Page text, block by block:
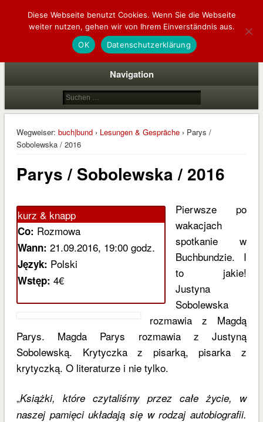
buch|bund
deutsch | polnische buchhandlung
Navigation
Wegweiser: buch|bund› Lesungen & Gespräche› Parys /
Sobolewska / 2016
Parys / Sobolewska / 2016
kurz & knapp
Co: Rozmowa
Wann: 21.09.2016, 19:00 godz.
Język: Polski
Wstęp: 4€
Pierwsze po
wakacjach
spotkanie w
Buchbundzie. I
to jakie!
Justyna
Sobolewska
rozmawia z Magdą
Parys. Magda Parys rozmawia z Justyną
Sobolewską. Krytyczka z pisarką, pisarka z
krytyczką. O literaturze i nie tylko.
„Książki, które czytaliśmy przez całe życie, w
naszej pamięci układają się w rodzaj autobiografii.
Diese Webseite benutzt Cookies. Wenn Sie die Webseite
weiter nutzen, gehen wir von Ihrem Einverständnis aus.
OK
Datenschutzerklärung